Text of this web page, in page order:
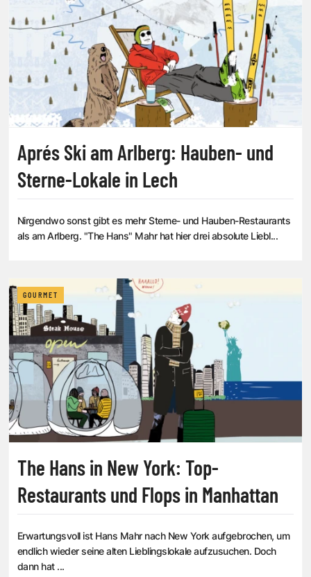
Aprés Ski am Arlberg: Hauben- und
Sterne-Lokale in Lech
Nirgendwo sonst gibt es mehr Sterne- und Hauben-Restaurants
als am Arlberg. "The Hans" Mahr hat hier drei absolute Liebl...
GOURMET
The Hans in New York: Top-
Restaurants und Flops in Manhattan
Erwartungsvoll ist Hans Mahr nach New York aufgebrochen, um
endlich wieder seine alten Lieblingslokale aufzusuchen. Doch
dann hat ...